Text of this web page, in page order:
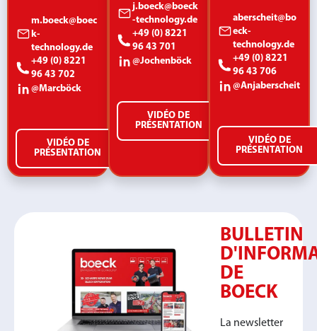
m.boeck@boec
k-
technology.de
+49 (0) 8221
96 43 702
@Marcböck
VIDÉO DE
PRÉSENTATION
j.boeck@boeck
-technology.de
+49 (0) 8221
96 43 701
@Jochenböck
VIDÉO DE
PRÉSENTATION
aberscheit@bo
eck-
technology.de
+49 (0) 8221
96 43 706
@Anjaberscheit
VIDÉO DE
PRÉSENTATION
BULLETIN
DE
BOECK
La newsletter